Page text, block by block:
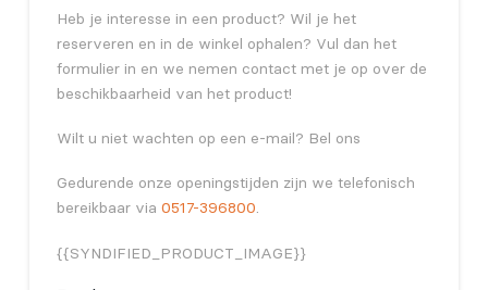
Heb je interesse in een product? Wil je het
reserveren en in de winkel ophalen? Vul dan het
formulier in en we nemen contact met je op over de
beschikbaarheid van het product!
Wilt u niet wachten op een e-mail? Bel ons
Gedurende onze openingstijden zijn we telefonisch
bereikbaar via 0517-396800.
{{SYNDIFIED_PRODUCT_IMAGE}}